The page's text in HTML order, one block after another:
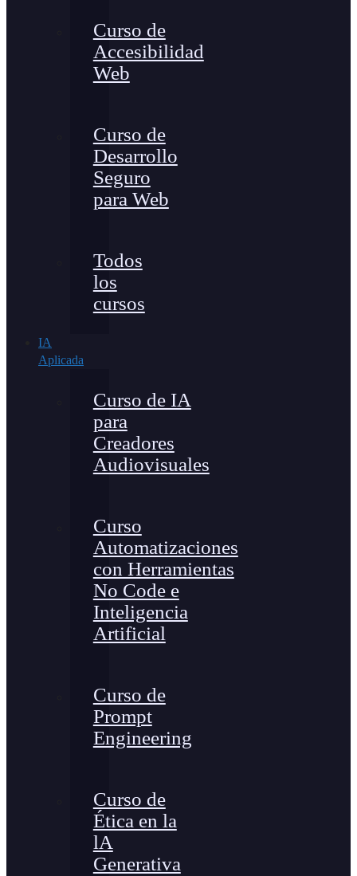
Curso de
Accesibilidad
Web
Curso de
Desarrollo
Seguro
para Web
Todos
los
cursos
IA
Aplicada
Curso de IA
para
Creadores
Audiovisuales
Curso
Automatizaciones
con Herramientas
No Code e
Inteligencia
Artificial
Curso de
Prompt
Engineering
Curso de
Ética en la
lA
Generativa